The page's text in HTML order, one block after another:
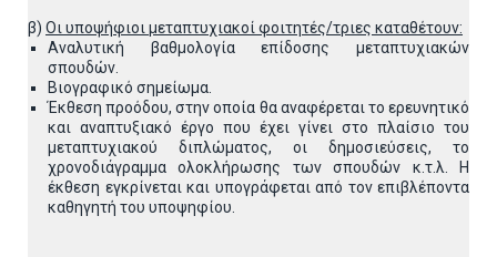
β) Οι υποψήφιοι μεταπτυχιακοί φοιτητές/τριες καταθέτουν:
Αναλυτική βαθμολογία επίδοσης μεταπτυχιακών
σπουδών.
Βιογραφικό σημείωμα.
Έκθεση προόδου, στην οποία θα αναφέρεται το ερευνητικό
και αναπτυξιακό έργο που έχει γίνει στο πλαίσιο του
μεταπτυχιακού διπλώματος, οι δημοσιεύσεις, το
χρονοδιάγραμμα ολοκλήρωσης των σπουδών κ.τ.λ. Η
έκθεση εγκρίνεται και υπογράφεται από τον επιβλέποντα
καθηγητή του υποψηφίου.